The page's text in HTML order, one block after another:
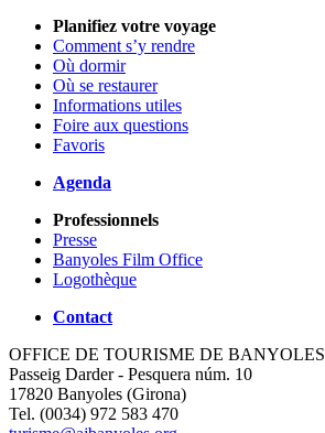
Planifiez votre voyage
Comment s’y rendre
Où dormir
Où se restaurer
Informations utiles
Foire aux questions
Favoris
Agenda
Professionnels
Presse
Banyoles Film Office
Logothèque
Contact
OFFICE DE TOURISME DE BANYOLES
Passeig Darder - Pesquera núm. 10
17820 Banyoles (Girona)
Tel. (0034) 972 583 470